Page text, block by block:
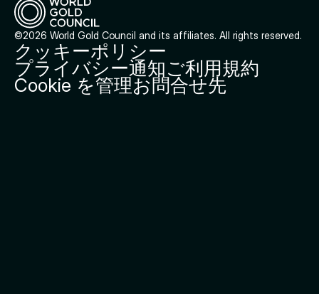
©2026 World Gold Council and its affiliates. All rights reserved.
クッキーポリシー
プライバシー通知ご利用規約
Cookie を管理お問合せ先